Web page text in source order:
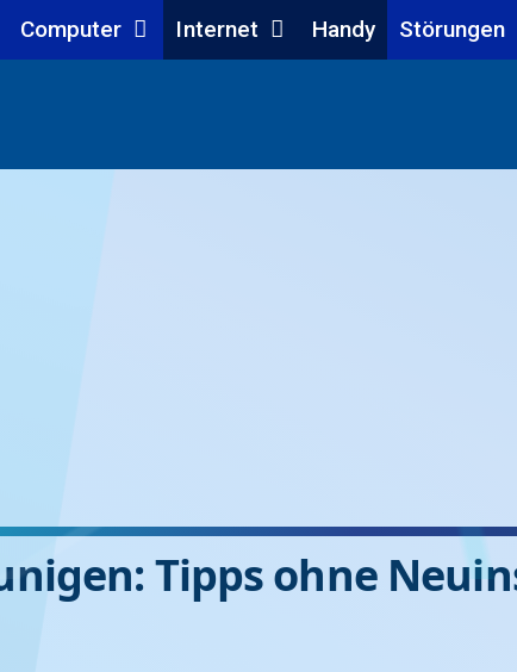
Computer Internet Handy Störungen
Tipps ohne